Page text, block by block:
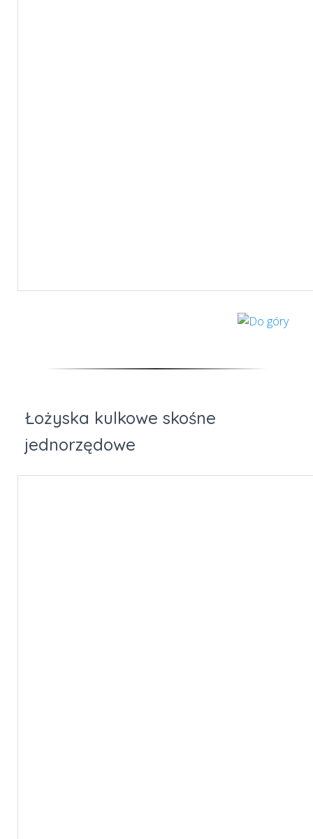
Łożyska kulkowe skośne
jednorzędowe